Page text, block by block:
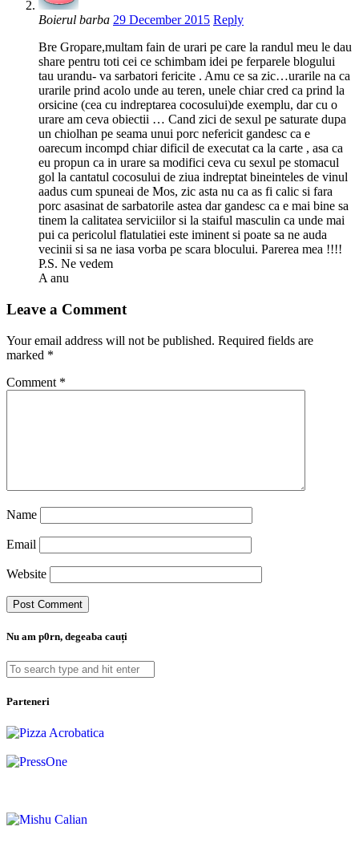
Boierul barba 29 December 2015 Reply
Bre Gropare,multam fain de urari pe care la randul meu le dau
share pentru toti cei ce schimbam idei pe ferparele blogului
tau urandu- va sarbatori fericite . Amu ce sa zic…urarile na ca
urarile prind acolo unde au teren, unele chiar cred ca prind la
orsicine (cea cu indreptarea cocosului)de exemplu, dar cu o
urare am ceva obiectii … Cand zici de sexul pe saturate dupa
un chiolhan pe seama unui porc nefericit gandesc ca e
oarecum incompd chiar dificil de executat ca la carte , asa ca
eu propun ca in urare sa modifici ceva cu sexul pe stomacul
gol la cantatul cocosului de ziua indreptat bineinteles de vinul
aadus cum spuneai de Mos, zic asta nu ca as fi calic si fara
porc asasinat de sarbatorile astea dar gandesc ca e mai bine sa
tinem la calitatea serviciilor si la staiful masculin ca unde mai
pui ca pericolul flatulatiei este iminent si poate sa ne auda
vecinii si sa ne iasa vorba pe scara blocului. Parerea mea !!!!
P.S. Ne vedem
A anu
Leave a Comment
Your email address will not be published. Required fields are
marked *
Comment *
Name
Email
Website
Nu am p0rn, degeaba cauți
Parteneri